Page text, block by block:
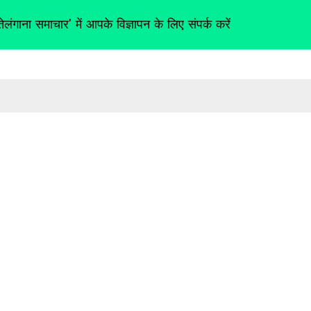
समाचार' में आपके विज्ञापन के लिए संपर्क करें